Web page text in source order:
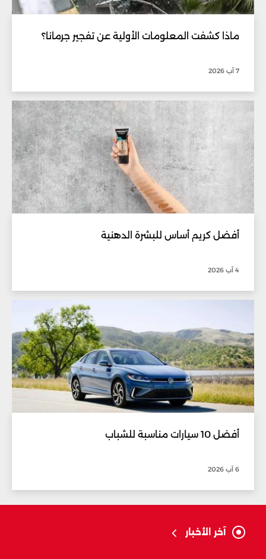
ماذا كشفت المعلومات الأولية عن تفجير جرمانا؟
7 آب 2026
أفضل كريم أساس للبشرة الدهنية
4 آب 2026
أفضل 10 سيارات مناسبة للشباب
6 آب 2026
آخر الأخبار